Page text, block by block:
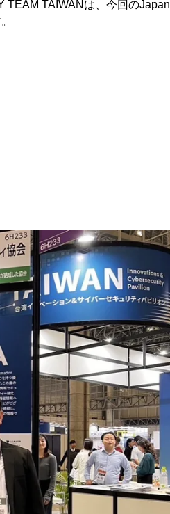
TEAM TAIWANは、今回のJapan